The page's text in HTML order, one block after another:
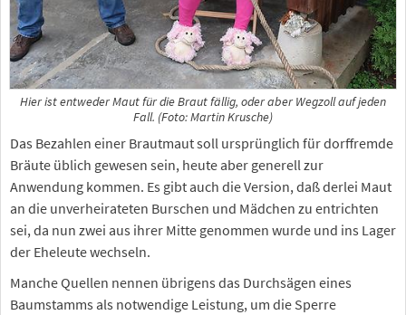
Hier ist entweder Maut für die Braut fällig, oder aber Wegzoll auf jeden
Fall. (Foto: Martin Krusche)
Das Bezahlen einer Brautmaut soll ursprünglich für dorffremde
Bräute üblich gewesen sein, heute aber generell zur
Anwendung kommen. Es gibt auch die Version, daß derlei Maut
an die unverheirateten Burschen und Mädchen zu entrichten
sei, da nun zwei aus ihrer Mitte genommen wurde und ins Lager
der Eheleute wechseln.
Manche Quellen nennen übrigens das Durchsägen eines
Baumstamms als notwendige Leistung, um die Sperre